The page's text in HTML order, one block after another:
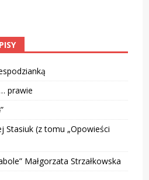
prawie
Stasiuk (z tomu „Opowieści
Małgorzata Strzałkowska